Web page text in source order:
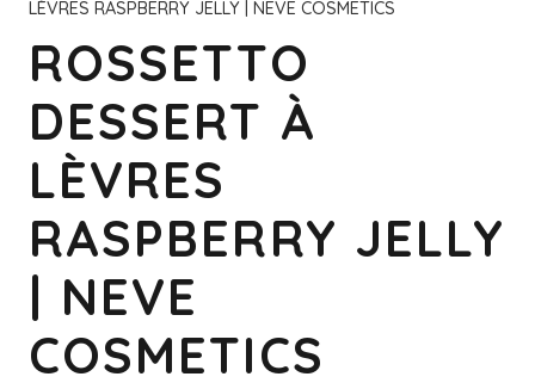
LÈVRES RASPBERRY JELLY | NEVE COSMETICS
ROSSETTO
DESSERT À
LÈVRES
RASPBERRY JELLY
| NEVE
COSMETICS